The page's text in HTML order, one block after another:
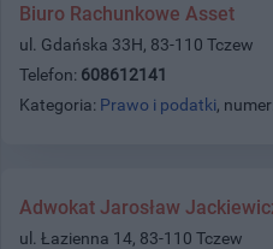
Biuro Rachunkowe Asset
ul. Gdańska 33H, 83-110 Tczew
Telefon: 608612141
Kategoria: Prawo i podatki,
Adwokat Jarosław
ul. Łazienna 14, 83-110 Tczew